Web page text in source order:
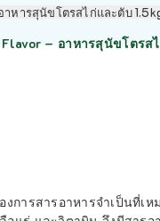
าหารสุนัขโตรสไก่และตับ
– อาหารสุนัขโตรส
การสารอาหารจำเป็นที่